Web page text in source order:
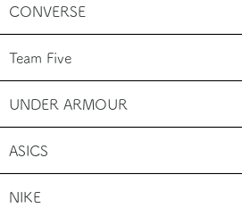
CONVERSE
Team Five
UNDER ARMOUR
ASICS
NIKE